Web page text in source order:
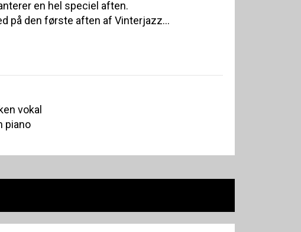
en hel speciel aften.
på den første aften af Vinterjazz...
vokal
piano